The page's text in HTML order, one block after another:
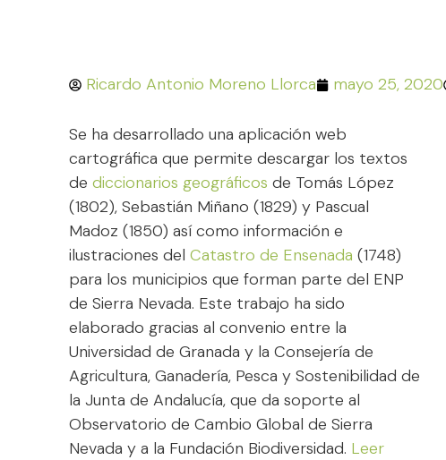
Ricardo Antonio Moreno Llorca mayo 25, 2020
Se ha desarrollado una aplicación web
cartográfica que permite descargar los textos
dediccionarios geográficos de Tomás López
(1802), Sebastián Miñano (1829) y Pascual
Madoz (1850) así como información e
ilustraciones delCatastro de Ensenada (1748)
para los municipios que forman parte del ENP
de Sierra Nevada. Este trabajo ha sido
elaborado gracias al convenio entre la
Universidad de Granada y la Consejería de
Agricultura, Ganadería, Pesca y Sostenibilidad de
la Junta de Andalucía, que da soporte al
Observatorio de Cambio Global de Sierra
Nevada y a la Fundación Biodiversidad. Leer